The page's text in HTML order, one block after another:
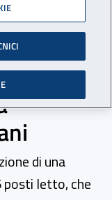
Inail
a
di una
letto, che